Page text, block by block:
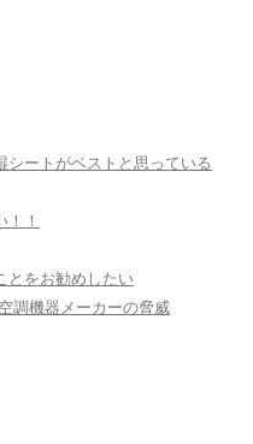
シートがベストと思っている
！
とをお勧めしたい
調機器メーカーの脅威